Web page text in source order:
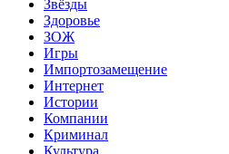
Звёзды
Здоровье
ЗОЖ
Игры
Импортозамещение
Интернет
Истории
Компании
Криминал
Культура